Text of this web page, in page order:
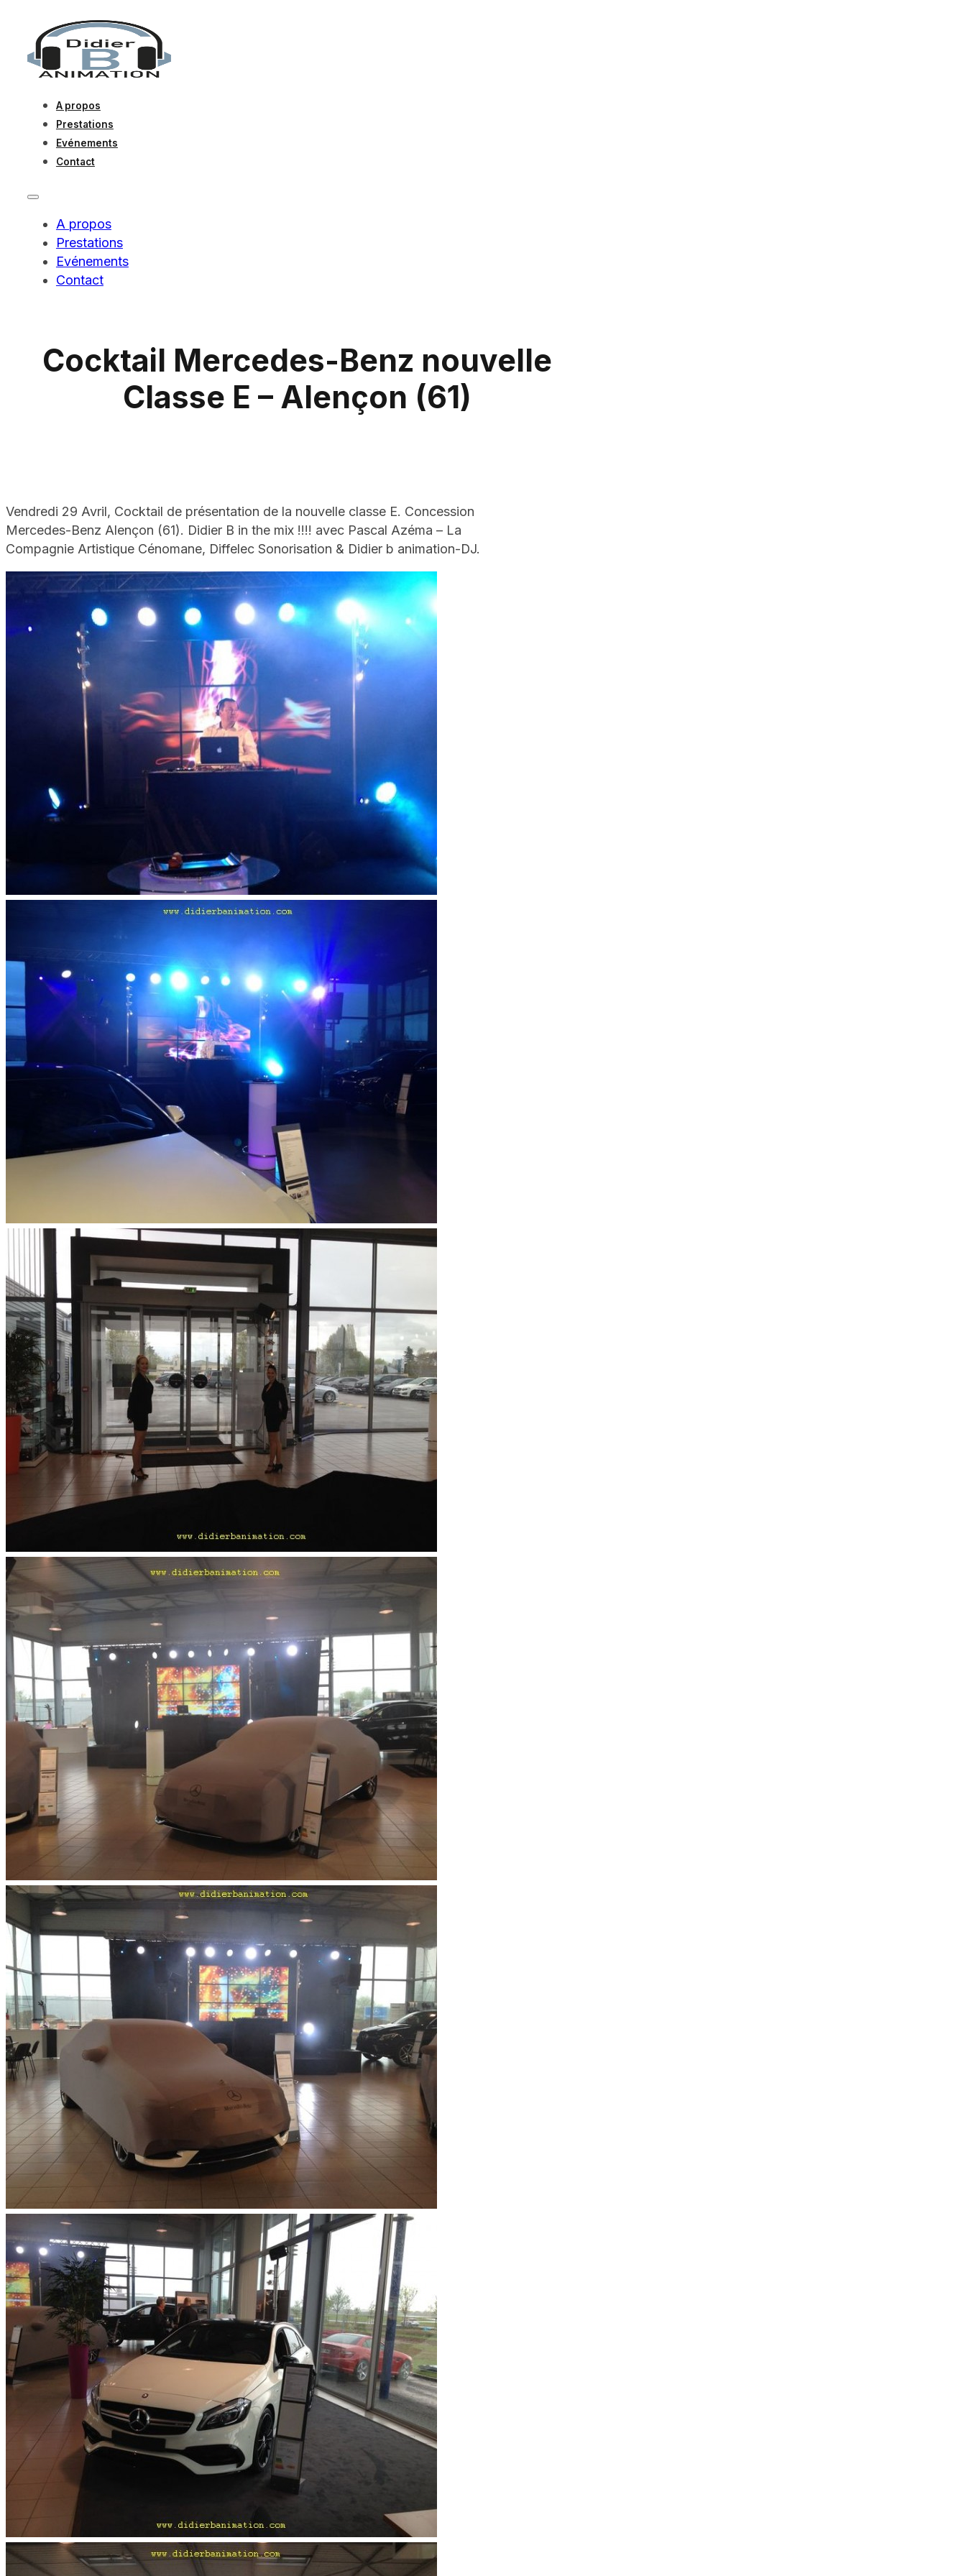
A propos
Prestations
Evénements
Contact
A propos
Prestations
Evénements
Contact
Cocktail Mercedes-Benz nouvelle
Classe E – Alençon (61)
Vendredi 29 Avril, Cocktail de présentation de la nouvelle classe E. Concession
Mercedes-Benz Alençon (61). Didier B in the mix !!!! avec Pascal Azéma – La
Compagnie Artistique Cénomane, Diffelec Sonorisation & Didier b animation-DJ.